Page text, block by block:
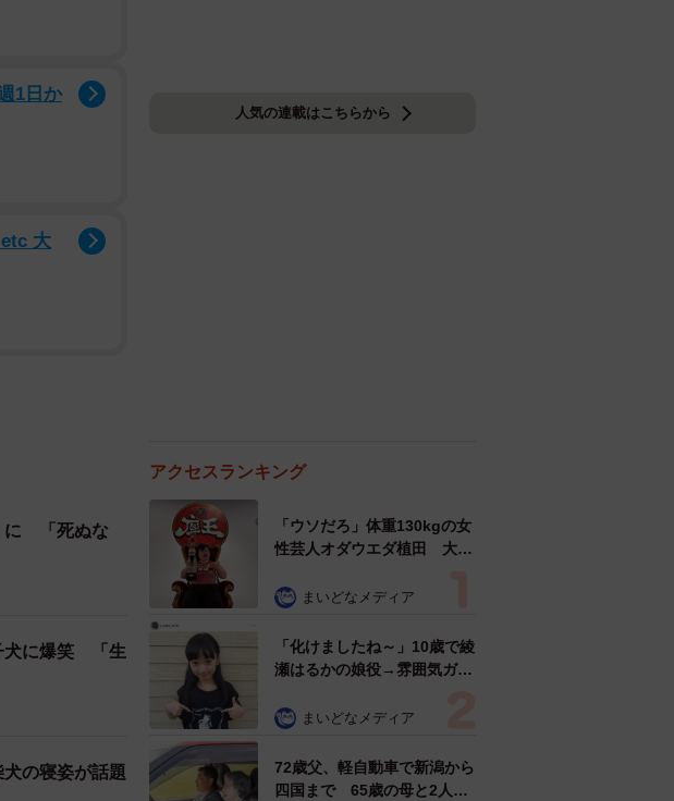
1日か
大
に 「死ぬな
犬に爆笑 「生
の寝姿が話題
人気の連載はこちらから
アクセスランキング
「ウソだろ」体重130kgの女
性芸人オダウエダ植田 大学
で」 まいどなメディア
「化けましたね～」10歳で綾
瀬はるかの娘役→雰囲気ガラ
雰囲気が」「宝塚に入れそ
まいどなメディア
72歳父、軽自動車で新潟から
四国まで 65歳の母と2人で